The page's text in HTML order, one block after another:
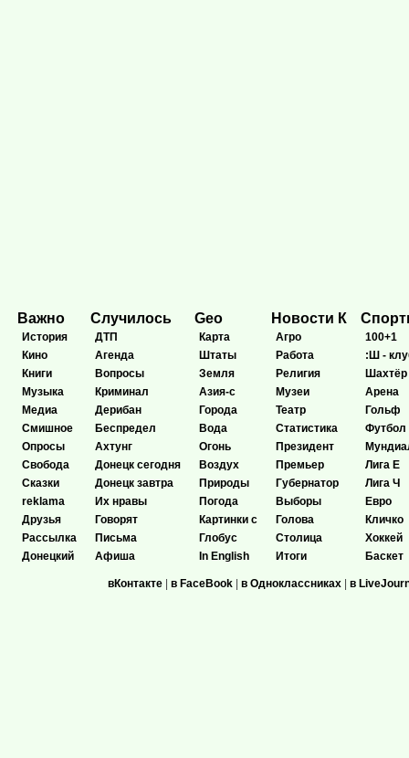
Важно
История
Кино
Книги
Музыка
Медиа
Смишное
Опросы
Свобода
Сказки
reklama
Друзья
Рассылка
Донецкий
Случилось
ДТП
Агенда
Вопросы
Криминал
Дерибан
Беспредел
Ахтунг
Донецк сегодня
Донецк завтра
Их нравы
Говорят
Письма
Афиша
Geo
Карта
Штаты
Земля
Азия-с
Города
Вода
Огонь
Воздух
Природы
Погода
Картинки с
Глобус
In English
Новости К
Агро
Работа
Религия
Музеи
Театр
Статистика
Президент
Премьер
Губернатор
Выборы
Голова
Столица
Итоги
100+1
:Ш -
Шахтёр
Арена
Гольф
Футбол
Лига Е
Лига Ч
Евро
Кличко
Хоккей
Баскет
вКонтакте | в FaceBook | в Одноклассниках | в